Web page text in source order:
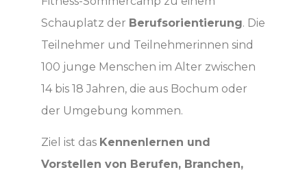
Schauplatz der Berufsorientierung. Die
Teilnehmer und Teilnehmerinnen sind
100 junge Menschen im Alter zwischen
14 bis 18 Jahren, die aus Bochum oder
der Umgebung kommen.
Ziel ist das Kennenlernen und
Vorstellen von Berufen, Branchen,